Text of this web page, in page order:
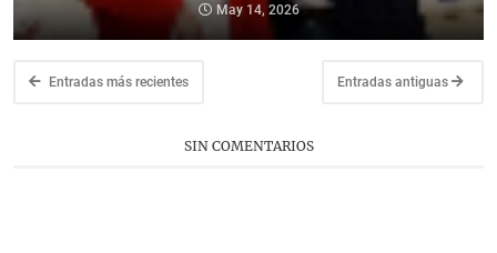
May 14, 2026
Entradas más recientes Entradas antiguas
SIN COMENTARIOS